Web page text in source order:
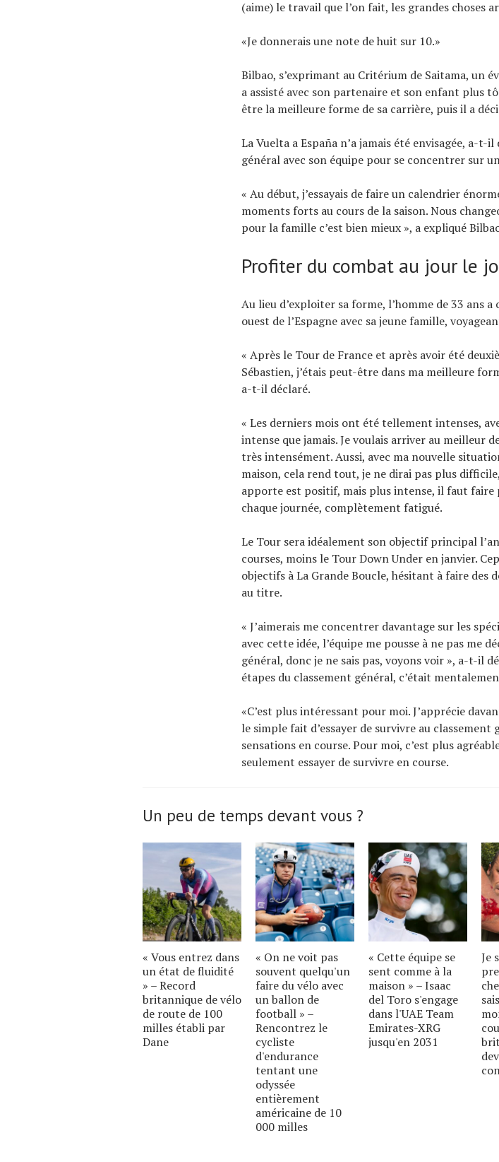
(aime) le travail que l’on fait, les grandes choses
«Je donnerais une note de huit sur 10.»
Bilbao, s’exprimant au Critérium de Saitama, un
a assisté avec son partenaire et son enfant plus
être la meilleure forme de sa carrière, puis il a
La Vuelta a España n’a jamais été envisagée, a-
général avec son équipe pour se concentrer sur
« Au début, j’essayais de faire un calendrier
moments forts au cours de la saison. Nous
pour la famille c’est bien mieux », a expliqué
Profiter du combat au jour le
Au lieu d’exploiter sa forme, l’homme de 33 ans
ouest de l’Espagne avec sa jeune famille,
« Après le Tour de France et après avoir été
Sébastien, j’étais peut-être dans ma meilleure
a-t-il déclaré.
« Les derniers mois ont été tellement intenses,
intense que jamais. Je voulais arriver au meilleur
très intensément. Aussi, avec ma nouvelle
maison, cela rend tout, je ne dirai pas plus
apporte est positif, mais plus intense, il faut faire
chaque journée, complètement fatigué.
Le Tour sera idéalement son objectif principal
courses, moins le Tour Down Under en janvier.
objectifs à La Grande Boucle, hésitant à faire des
au titre.
« J’aimerais me concentrer davantage sur les
avec cette idée, l’équipe me pousse à ne pas me
général, donc je ne sais pas, voyons voir », a-t-il
étapes du classement général, c’était
«C’est plus intéressant pour moi. J’apprécie
le simple fait d’essayer de survivre au
sensations en course. Pour moi, c’est plus
seulement essayer de survivre en course.
Un peu de temps devant vous ?
« Vous entrez dans
un état de fluidité
» – Record
britannique de vélo
de route de 100
milles établi par
Dane
« On ne voit pas
souvent quelqu'un
faire du vélo avec
un ballon de
football » –
Rencontrez le
cycliste
d'endurance
tentant une
odyssée
entièrement
américaine de 10
000 milles
« Cette équipe se
sent comme à la
maison » – Isaac
del Toro s'engage
dans l'UAE Team
Emirates-XRG
jusqu'en 2031
Je